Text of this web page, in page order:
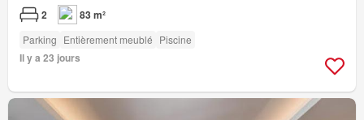
2 83 m²
Parking Entièrement meublé Piscine
Il y a 23 jours